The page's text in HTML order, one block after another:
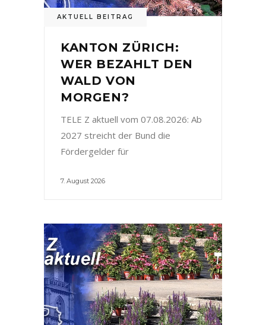
AKTUELL BEITRAG
KANTON ZÜRICH:
WER BEZAHLT DEN
WALD VON
MORGEN?
TELE Z aktuell vom 07.08.2026: Ab
2027 streicht der Bund die
Fördergelder für
7. August 2026